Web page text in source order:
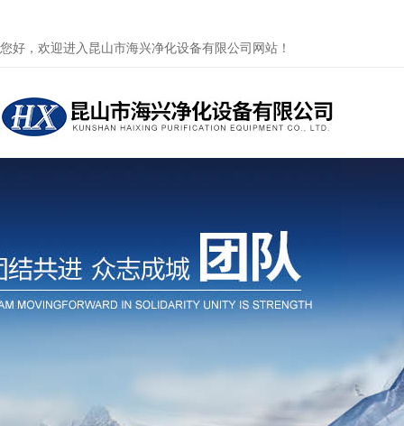
您好，欢迎进入昆山市海兴净化设备有限公司网站！